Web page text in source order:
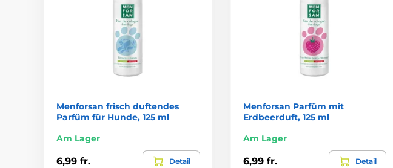
Menforsan frisch duftendes
Parfüm für Hunde, 125 ml
Am Lager
6,99 fr. Detail
Menforsan Parfüm mit
Erdbeerduft, 125 ml
Am Lager
6,99 fr. Detail